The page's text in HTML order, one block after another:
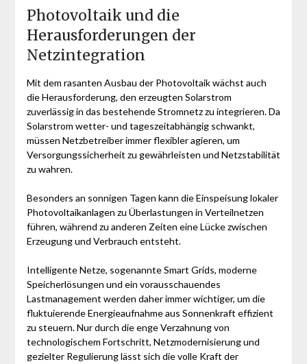
Photovoltaik und die
Herausforderungen der
Netzintegration
Mit dem rasanten Ausbau der Photovoltaik wächst auch
die Herausforderung, den erzeugten Solarstrom
zuverlässig in das bestehende Stromnetz zu integrieren. Da
Solarstrom wetter- und tageszeitabhängig schwankt,
müssen Netzbetreiber immer flexibler agieren, um
Versorgungssicherheit zu gewährleisten und Netzstabilität
zu wahren.
Besonders an sonnigen Tagen kann die Einspeisung lokaler
Photovoltaikanlagen zu Überlastungen in Verteilnetzen
führen, während zu anderen Zeiten eine Lücke zwischen
Erzeugung und Verbrauch entsteht.
Intelligente Netze, sogenannte Smart Grids, moderne
Speicherlösungen und ein vorausschauendes
Lastmanagement werden daher immer wichtiger, um die
fluktuierende Energieaufnahme aus Sonnenkraft effizient
zu steuern. Nur durch die enge Verzahnung von
technologischem Fortschritt, Netzmodernisierung und
gezielter Regulierung lässt sich die volle Kraft der